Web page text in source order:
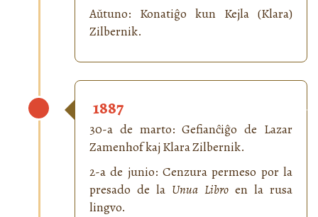
Aŭtuno: Konatiĝo kun Kejla (Klara)
Zilbernik.
1887
30-a de marto: Gefianĉiĝo de Lazar
Zamenhof kaj Klara Zilbernik.
2-a de junio: Cenzura permeso por la
presado de la Unua Libro en la rusa
lingvo.